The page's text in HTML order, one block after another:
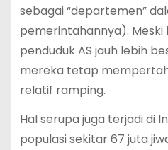
sebagai “departemen”
pemerintahannya). Meski
penduduk AS jauh lebih
mereka tetap
relatif ramping.
Hal serupa juga terjadi di
populasi sekitar 67 juta